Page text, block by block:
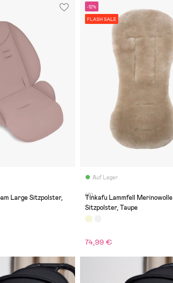
Large Sitzpolster,
-12%
FLASH SALE
Auf Lager
(0)
Tinkafu Lammfell Merinowolle
Sitzpolster, Taupe
74,99 €